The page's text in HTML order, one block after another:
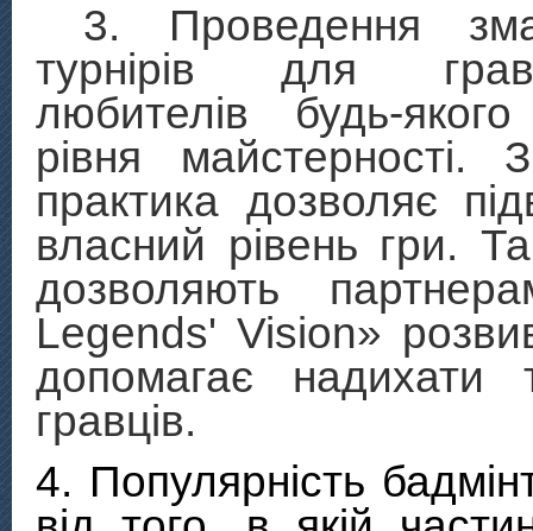
3. Проведення
турнірів для
любителів будь-
рівня майстерності.
практика дозволяє
власний рівень гри.
дозволяють
Legends' Vision»
допомагає надихати
гравців.
4. Популярність